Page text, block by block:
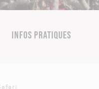
INFOS PRATIQUES